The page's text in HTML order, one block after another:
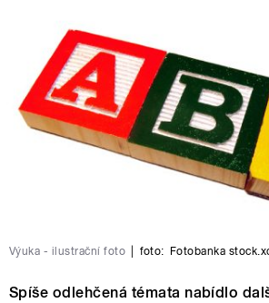
Výuka - ilustrační foto foto: Fotobanka
Spíše odlehčená témata nabídlo